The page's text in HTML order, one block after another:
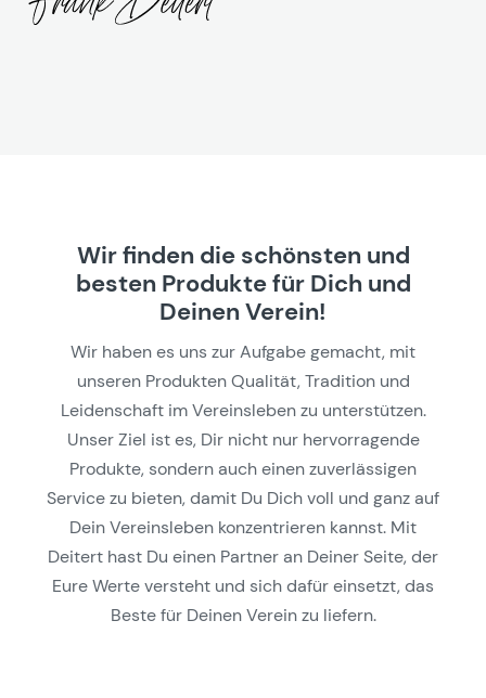
Wir finden die schönsten und
besten Produkte für Dich und
Deinen Verein!
Wir haben es uns zur Aufgabe gemacht, mit
unseren Produkten Qualität, Tradition und
Leidenschaft im Vereinsleben zu unterstützen.
Unser Ziel ist es, Dir nicht nur hervorragende
Produkte, sondern auch einen zuverlässigen
Service zu bieten, damit Du Dich voll und ganz auf
Dein Vereinsleben konzentrieren kannst. Mit
Deitert hast Du einen Partner an Deiner Seite, der
Eure Werte versteht und sich dafür einsetzt, das
Beste für Deinen Verein zu liefern.